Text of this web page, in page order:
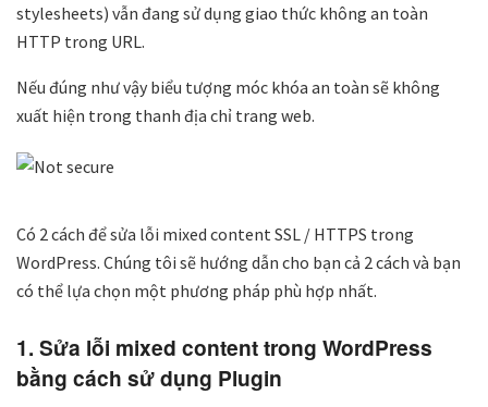
stylesheets) vẫn đang sử dụng giao thức không an toàn
HTTP trong URL.
Nếu đúng như vậy biểu tượng móc khóa an toàn sẽ không
xuất hiện trong thanh địa chỉ trang web.
Có 2 cách để sửa lỗi mixed content SSL / HTTPS trong
WordPress. Chúng tôi sẽ hướng dẫn cho bạn cả 2 cách và bạn
có thể lựa chọn một phương pháp phù hợp nhất.
1. Sửa lỗi mixed content trong WordPress
bằng cách sử dụng Plugin